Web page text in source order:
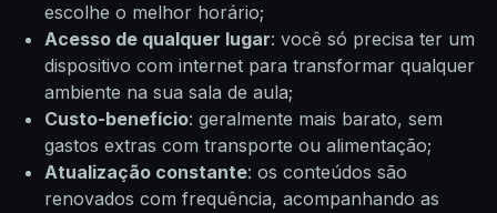
escolhe o melhor horário;
Acesso de qualquer lugar: você só precisa ter um
dispositivo com internet para transformar qualquer
ambiente na sua sala de aula;
Custo-benefício: geralmente mais barato, sem
gastos extras com transporte ou alimentação;
Atualização constante: os conteúdos são
renovados com frequência, acompanhando as